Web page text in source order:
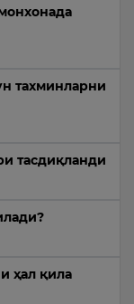
тахминларни
тасдиқланди
ҳал қила